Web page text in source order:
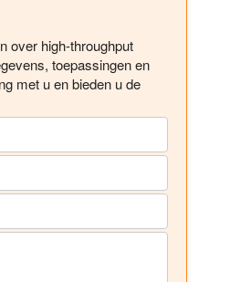
over high-throughput
toepassingen en
met u en bieden u de